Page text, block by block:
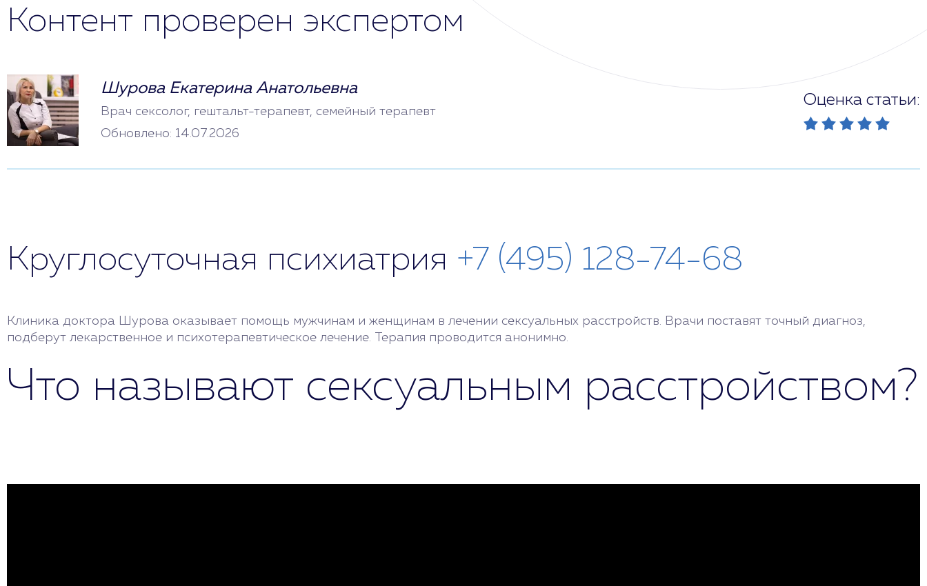
Контент проверен экспертом
Шурова Екатерина Анатольевна
Врач сексолог, гештальт-терапевт, семейный терапевт
Обновлено: 14.07.2026
Оценка статьи:
Круглосуточная психиатрия +7 (495) 128-74-68
Клиника доктора Шурова оказывает помощь мужчинам и женщинам в лечении сексуальных расстройств. Врачи поставят точный диагноз,
подберут лекарственное и психотерапевтическое лечение. Терапия проводится анонимно.
Что называют сексуальным расстройством?